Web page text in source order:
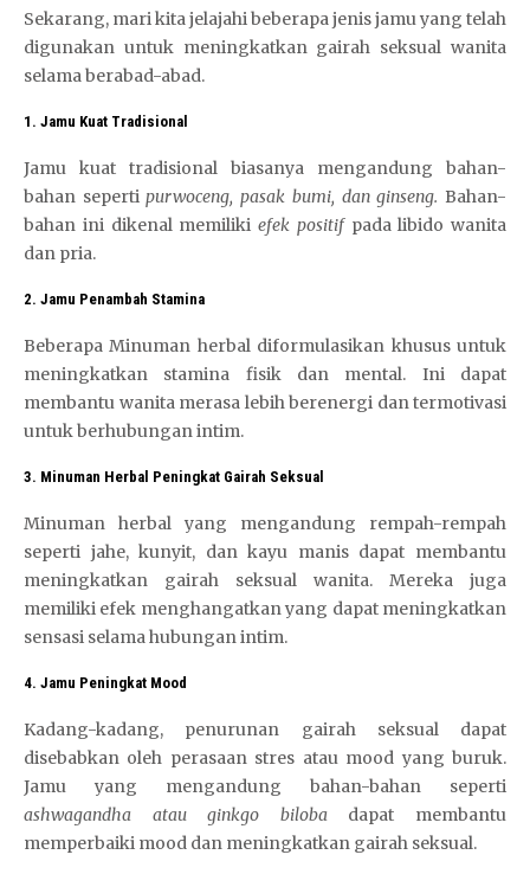
Sekarang, mari kita jelajahi beberapa jenis jamu yang telah
digunakan untuk meningkatkan gairah seksual wanita
selama berabad-abad.
1. Jamu Kuat Tradisional
Jamu kuat tradisional biasanya mengandung bahan-
bahan sepertipurwoceng, pasak bumi, dan ginseng. Bahan-
bahan ini dikenal memiliki efek positifpada libido wanita
dan pria.
2. Jamu Penambah Stamina
Beberapa Minuman herbal diformulasikan khusus untuk
meningkatkan stamina fisik dan mental. Ini dapat
membantu wanita merasa lebih berenergi dan termotivasi
untuk berhubungan intim.
3. Minuman Herbal Peningkat Gairah Seksual
Minuman herbal yang mengandung rempah-rempah
seperti jahe, kunyit, dan kayu manis dapat membantu
meningkatkan gairah seksual wanita. Mereka juga
memiliki efek menghangatkan yang dapat meningkatkan
sensasi selama hubungan intim.
4. Jamu Peningkat Mood
Kadang-kadang, penurunan gairah seksual dapat
disebabkan oleh perasaan stres atau mood yang buruk.
Jamu yang mengandung bahan-bahan seperti
ashwagandha atau ginkgo bilobadapat membantu
memperbaiki mood dan meningkatkan gairah seksual.